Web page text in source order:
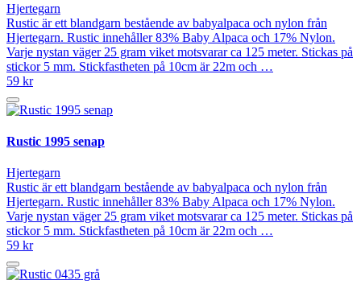
Hjertegarn
Rustic är ett blandgarn bestående av babyalpaca och nylon från
Hjertegarn. Rustic innehåller 83% Baby Alpaca och 17% Nylon.
Varje nystan väger 25 gram viket motsvarar ca 125 meter. Stickas på
stickor 5 mm. Stickfastheten på 10cm är 22m och …
59 kr
Rustic 1995 senap
Hjertegarn
Rustic är ett blandgarn bestående av babyalpaca och nylon från
Hjertegarn. Rustic innehåller 83% Baby Alpaca och 17% Nylon.
Varje nystan väger 25 gram viket motsvarar ca 125 meter. Stickas på
stickor 5 mm. Stickfastheten på 10cm är 22m och …
59 kr